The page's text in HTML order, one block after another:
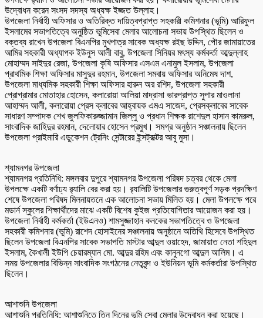
উদ্বোধন করেন সংসদ সদস্য অধ্যক্ষ ইজ্জত উল্লাহ।
উপজেলা নির্বাহী অফিসার ও অতিরিক্ত দায়িত্বপ্রাপ্ত সহকারী কমিশনার (ভূমি) আরিফুল
ইসলামের সভাপতিত্বে অনুষ্ঠিত ভূমিসেবা মেলার আলোচনা সভায় উপস্থিত ছিলেন ও
বক্তব্য রাখেন উপজেলা বিএনপির মুখপাত্র সাবেক অধ্যক্ষ রইছ উদ্দিন, পৌর জামায়াতের
আমির সহকারী অধ্যাপক ইউনুস আলী বাবু, উপজেলা সিনিয়র মৎস্য কর্মকর্তা আব্দুল্লাহ
মোহাম্মদ সাইদুর রেজা, উপজেলা কৃষি অফিসার এসএম এনামুল ইসলাম, উপজেলা
প্রাথমিক শিক্ষা অফিসার মাসুদুর রহমান, উপজেলা সমবায় অফিসার অনিমেষ দাশ,
উপজেলা মাধ্যমিক সহকারী শিক্ষা অফিসার হারুন অর রশিদ, উপজেলা সহকারী
প্রোগ্রামার মোতাহার হোসেন, কলারোয়া আলিয়া মাদ্রাসা ভারপ্রাপ্ত সুপার মাওলানা
আহাম্মদ আলী, কলারোয়া প্রেস ক্লাবের আহ্বায়ক এমএ সাজেদ, প্রেসক্লাবের সাবেক
সাধারণ সম্পাদক শেখ জুলফিকারুজ্জামান জিল্লু ও প্রধান শিক্ষক রাশেদুল হাসান কামরুল,
সাংবাদিক জাহিদুর রহমান, দেলোয়ার হোসেন প্রমুখ। সমগ্র অনুষ্ঠান সঞ্চালনায় ছিলেন
উপজেলা প্রাইমারি এডুকেশন ট্রেনিং সেন্টারের ইন্সট্রাক্টর আবু মুসা।
শ্যামনগর উপজেলা
শ্যামনগর প্রতিনিধি: মঙ্গলবার দুপুরে শ্যামনগর উপজেলা পরিষদ চত্বর থেকে মেলা
উপলক্ষে একটি বর্ণাঢ্য র‌্যালি বের করা হয়। র‌্যালিটি উপজেলার গুরুত্বপূর্ণ সড়ক প্রদক্ষিণ
শেষে উপজেলা পরিষদ মিলনায়তনে এক আলোচনা সভায় মিলিত হয়। মেলা উপলক্ষে পরে
মডার্ন স্কুলের শিক্ষার্থীদের মাঝে একটি বিশেষ কুইজ প্রতিযোগিতার আয়োজন করা হয়।
উপজেলা নির্বাহী কর্মকর্তা (ইউএনও) শামসুজ্জাহান কনকের সভাপতিত্বে ও উপজেলা
সহকারী কমিশনার (ভূমি) রাশেদ হোসাইনের সঞ্চালনায় অনুষ্ঠানে অতিথি হিসেবে উপস্থিত
ছিলেন উপজেলা বিএনপির সাবেক সভাপতি মাস্টার আব্দুল ওয়াহেদ, জামায়াত নেতা শহিদুল
ইসলাম, কৈখালী ইউপি চেয়ারম্যান মো. আব্দুর রহিম এবং কানুনগো আব্দুল আলিম। এ
সময় উপজেলার বিভিন্ন সাংবাদিক সংগঠনের নেতৃবৃন্দ ও ইউনিয়ন ভূমি কর্মকর্তারা উপস্থিত
ছিলেন।
আশাশুনি উপজেলা
আশাশুনি প্রতিনিধি: আশাশুনিতে তিন দিনের ভূমি সেবা মেলার উদ্বোধন করা হয়েছে।